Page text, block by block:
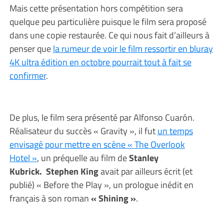
Mais cette présentation hors compétition sera
quelque peu particulière puisque le film sera proposé
dans une copie restaurée. Ce qui nous fait d’ailleurs à
penser quela rumeur de voir le film ressortir en bluray
4K ultra édition en octobre pourrait tout à fait se
confirmer.
De plus, le film sera présenté par Alfonso Cuarón.
Réalisateur du succès « Gravity », il futun temps
envisagé pour mettre en scène « The Overlook
Hotel », un préquelle au film deStanley
Kubrick. Stephen Kingavait par ailleurs écrit (et
publié) « Before the Play », un prologue inédit en
français à son roman« Shining ».